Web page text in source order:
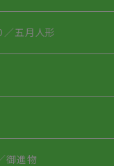
五月人形
御進物